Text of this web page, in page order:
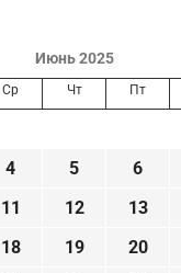
Июнь 2025
Ср Чт Пт
4 5 6
11 12 13
18 19 20